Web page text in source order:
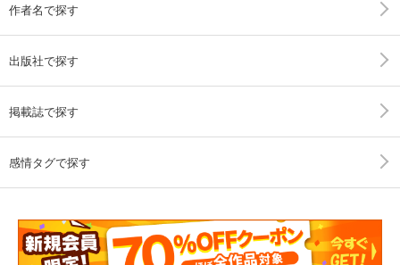
作者名で探す
出版社で探す
掲載誌で探す
感情タグで探す